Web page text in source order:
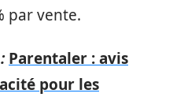
par vente.
Parentaler : avis
pour les